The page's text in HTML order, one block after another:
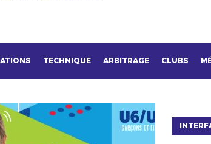
TECHNIQUE ARBITRAGE CLUBS